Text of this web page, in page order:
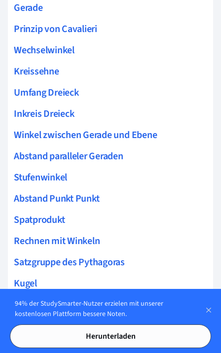
Gerade
Prinzip von Cavalieri
Wechselwinkel
Kreissehne
Umfang Dreieck
Inkreis Dreieck
Winkel zwischen Gerade und Ebene
Abstand paralleler Geraden
Stufenwinkel
Abstand Punkt Punkt
Spatprodukt
Rechnen mit Winkeln
Satzgruppe des Pythagoras
Kugel
Gegenseitige Lage von Ebenen
Kreis im Dreieck
Volumen Pyramide
94% der StudySmarter-Nutzer erzielen mit unserer
kostenlosen Plattform bessere Noten.
Herunterladen